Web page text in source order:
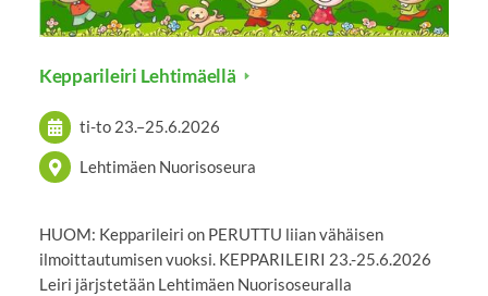
Kepparileiri Lehtimäellä
ti-to 23.–25.6.2026
Lehtimäen Nuorisoseura
HUOM: Kepparileiri on PERUTTU liian vähäisen
ilmoittautumisen vuoksi. KEPPARILEIRI 23.-25.6.2026
Leiri järjstetään Lehtimäen Nuorisoseuralla